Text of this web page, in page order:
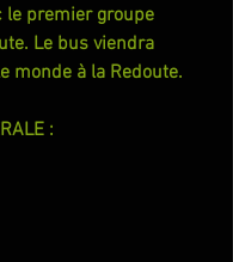
le premier groupe
Le bus viendra
monde à la Redoute.
: